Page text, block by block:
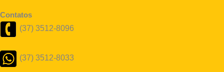
Contatos
(37) 3512-8096
(37) 3512-8033